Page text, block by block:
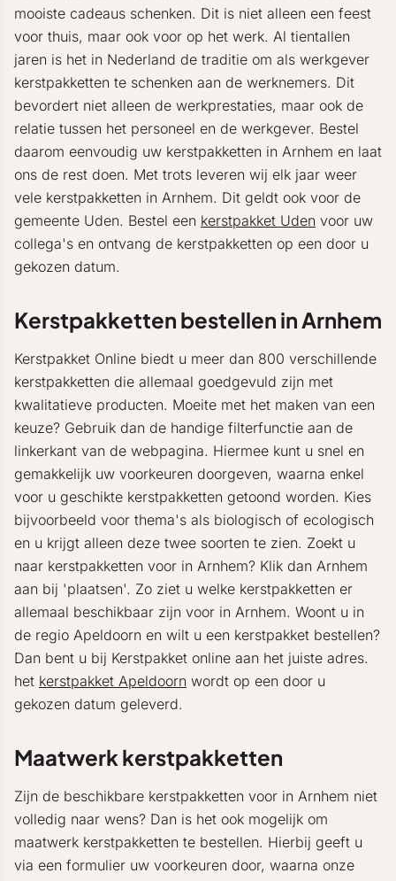
mooiste cadeaus schenken. Dit is niet alleen een feest
voor thuis, maar ook voor op het werk. Al tientallen
jaren is het in Nederland de traditie om als werkgever
kerstpakketten te schenken aan de werknemers. Dit
bevordert niet alleen de werkprestaties, maar ook de
relatie tussen het personeel en de werkgever. Bestel
daarom eenvoudig uw kerstpakketten in Arnhem en laat
ons de rest doen. Met trots leveren wij elk jaar weer
vele kerstpakketten in Arnhem. Dit geldt ook voor de
gemeente Uden. Bestel een kerstpakket Uden voor uw
collega's en ontvang de kerstpakketten op een door u
gekozen datum.
Kerstpakketten bestellen in Arnhem
Kerstpakket Online biedt u meer dan 800 verschillende
kerstpakketten die allemaal goedgevuld zijn met
kwalitatieve producten. Moeite met het maken van een
keuze? Gebruik dan de handige filterfunctie aan de
linkerkant van de webpagina. Hiermee kunt u snel en
gemakkelijk uw voorkeuren doorgeven, waarna enkel
voor u geschikte kerstpakketten getoond worden. Kies
bijvoorbeeld voor thema's als biologisch of ecologisch
en u krijgt alleen deze twee soorten te zien. Zoekt u
naar kerstpakketten voor in Arnhem? Klik dan Arnhem
aan bij 'plaatsen'. Zo ziet u welke kerstpakketten er
allemaal beschikbaar zijn voor in Arnhem. Woont u in
de regio Apeldoorn en wilt u een kerstpakket bestellen?
Dan bent u bij Kerstpakket online aan het juiste adres.
het kerstpakket Apeldoorn wordt op een door u
gekozen datum geleverd.
Maatwerk kerstpakketten
Zijn de beschikbare kerstpakketten voor in Arnhem niet
volledig naar wens? Dan is het ook mogelijk om
maatwerk kerstpakketten te bestellen. Hierbij geeft u
via een formulier uw voorkeuren door, waarna onze